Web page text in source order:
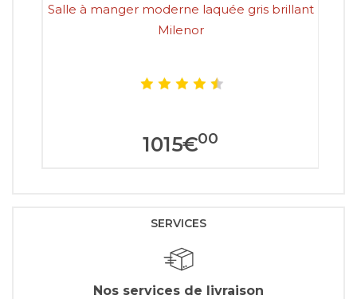
Salle à manger moderne laquée gris brillant
Milenor
1015€00
SERVICES
Nos services de livraison